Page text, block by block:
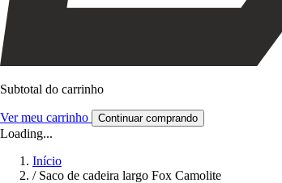
Subtotal do carrinho
Ver meu carrinho Continuar comprando
Loading...
Início
/ Saco de cadeira largo Fox Camolite